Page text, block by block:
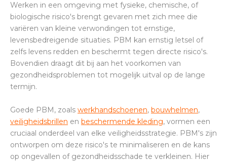
Werken in een omgeving met fysieke, chemische, of
biologische risico's brengt gevaren met zich mee die
variëren van kleine verwondingen tot ernstige,
levensbedreigende situaties. PBM kan ernstig letsel of
zelfs levens redden en beschermt tegen directe risico's.
Bovendien draagt dit bij aan het voorkomen van
gezondheidsproblemen tot mogelijk uitval op de lange
termijn.
Goede PBM, zoals werkhandschoenen, bouwhelmen,
veiligheidsbrillen en beschermende kleding, vormen een
cruciaal onderdeel van elke veiligheidsstrategie. PBM's zijn
ontworpen om deze risico's te minimaliseren en de kans
op ongevallen of gezondheidsschade te verkleinen. Hier